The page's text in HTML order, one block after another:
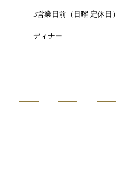
3営業日前（日曜 定休日）
ディナー